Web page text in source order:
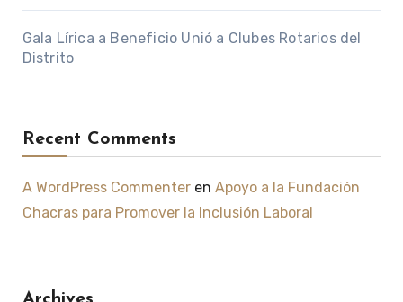
Gala Lírica a Beneficio Unió a Clubes Rotarios del
Distrito
Recent Comments
A WordPress Commenteren Apoyo a la Fundación
Chacras para Promover la Inclusión Laboral